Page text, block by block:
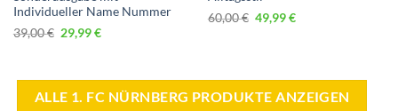
Individueller Name Nummer
39,00€ Ursprünglicher
Preis
29,99€Aktueller
60,00€ Ursprünglicher
Preis
49,99€Aktueller
ALLE 1. FC NÜRNBERG PRODUKTE ANZEIGEN